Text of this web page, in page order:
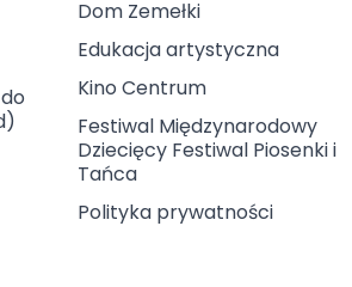
Dom Zemełki
Edukacja artystyczna
Kino Centrum
Festiwal Międzynarodowy
Dziecięcy Festiwal Piosenki i
Tańca
Polityka prywatności